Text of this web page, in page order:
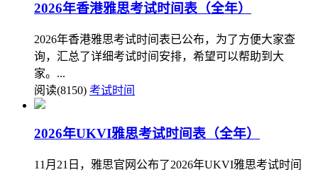
2026年香港雅思考试时间表（全年）
2026年香港雅思考试时间表已公布，为了方便大家查
询，汇总了详细考试时间安排，希望可以帮助到大
家。...
阅读(8150) 考试时间
2026年UKVI雅思考试时间表（全年）
11月21日，雅思官网公布了2026年UKVI雅思考试时间